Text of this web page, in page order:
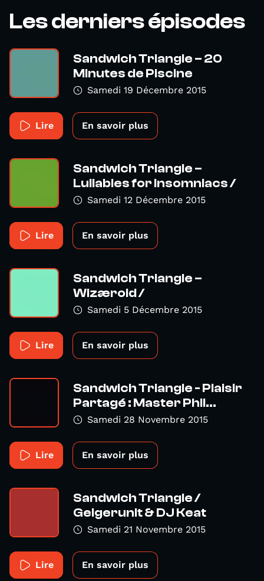
Les derniers épisodes
Sandwich Triangle – 20
Minutes de Piscine
Samedi 19 Décembre 2015
Lire En savoir plus
Sandwich Triangle –
Lullabies for Insomniacs /
Samedi 12 Décembre 2015
Lire En savoir plus
Sandwich Triangle –
Wizæroid /
Samedi 5 Décembre 2015
Lire En savoir plus
Sandwich Triangle - Plaisir
Partagé : Master Phil...
Samedi 28 Novembre 2015
Lire En savoir plus
Sandwich Triangle /
Geigerunit & DJ Keat
Samedi 21 Novembre 2015
Lire En savoir plus